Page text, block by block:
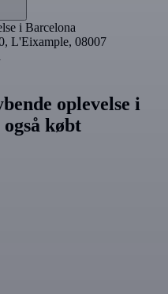
i Barcelona
L'Eixample, 08007
oplevelse i
købt